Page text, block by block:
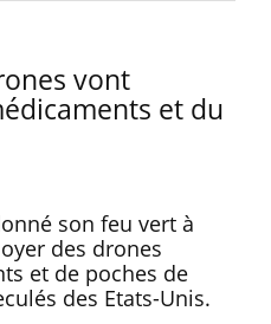
vont
et du
son feu vert à
des drones
et de poches de
des Etats-Unis.